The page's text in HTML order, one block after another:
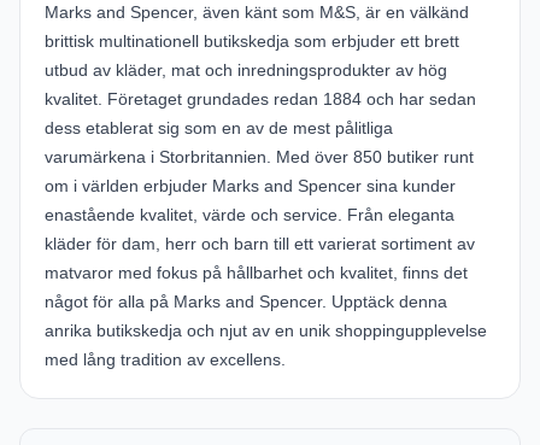
Marks and Spencer, även känt som M&S, är en välkänd
brittisk multinationell butikskedja som erbjuder ett brett
utbud av kläder, mat och inredningsprodukter av hög
kvalitet. Företaget grundades redan 1884 och har sedan
dess etablerat sig som en av de mest pålitliga
varumärkena i Storbritannien. Med över 850 butiker runt
om i världen erbjuder Marks and Spencer sina kunder
enastående kvalitet, värde och service. Från eleganta
kläder för dam, herr och barn till ett varierat sortiment av
matvaror med fokus på hållbarhet och kvalitet, finns det
något för alla på Marks and Spencer. Upptäck denna
anrika butikskedja och njut av en unik shoppingupplevelse
med lång tradition av excellens.